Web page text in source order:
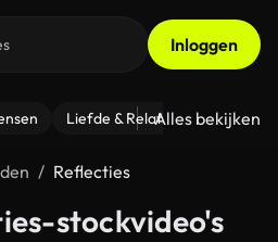
Inloggen
Liefde & Relaties - Fitness
Alles bekijken
Reflecties
stockvideo's